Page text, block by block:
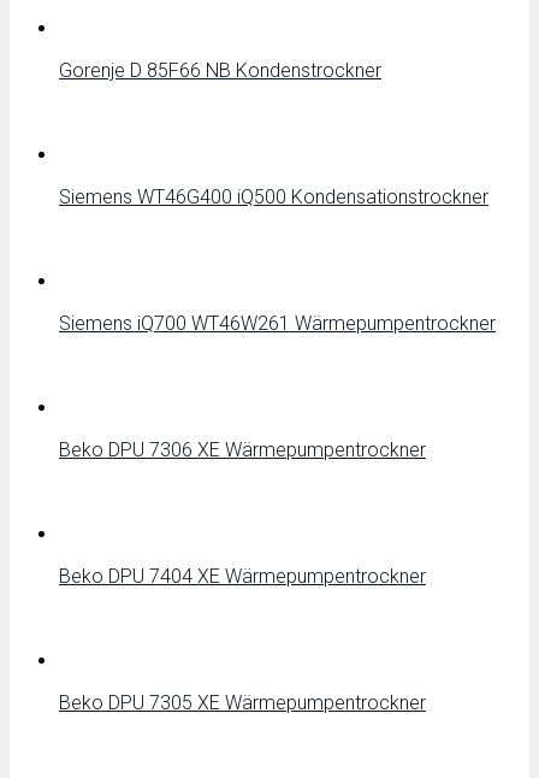
Gorenje D 85F66 NB Kondenstrockner
Siemens WT46G400 iQ500 Kondensationstrockner
Siemens iQ700 WT46W261 Wärmepumpentrockner
Beko DPU 7306 XE Wärmepumpentrockner
Beko DPU 7404 XE Wärmepumpentrockner
Beko DPU 7305 XE Wärmepumpentrockner